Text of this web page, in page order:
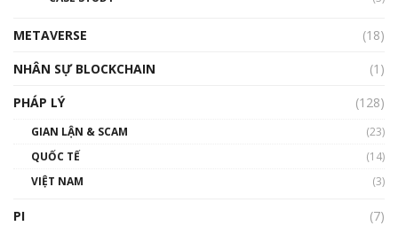
01:32:59
gió ấm
METAVERSE
(18)
NHÂN SỰ BLOCKCHAIN
(1)
PHÁP LÝ
(128)
GIAN LẬN & SCAM
(23)
QUỐC TẾ
(14)
VIỆT NAM
(3)
PI (7)